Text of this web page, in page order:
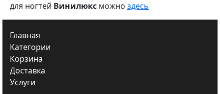
для ногтей Винилюкс можно здесь
Главная
Категории
Корзина
Доставка
Услуги